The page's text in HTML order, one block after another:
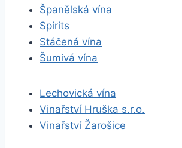
Španělská vína
Spirits
Stáčená vína
Šumivá vína
Lechovická vína
Vinařství Hruška s.r.o.
Vinařství Žarošice